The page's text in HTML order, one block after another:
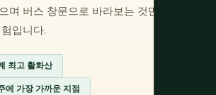
며 버스 창문으로 바라보는 것만으로
입니다.
최고 활화산
에 가장 가까운 지점